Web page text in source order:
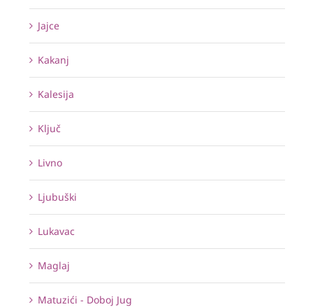
Jajce
Kakanj
Kalesija
Ključ
Livno
Ljubuški
Lukavac
Maglaj
Matuzići - Doboj Jug